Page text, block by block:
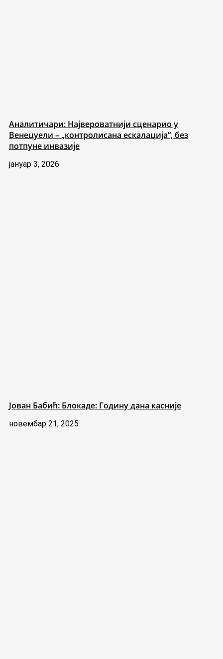
Аналитичари: Највероватнији сценарио у
Венецуели – „контролисана ескалација“, без
потпуне инвазије
јануар 3, 2026
Јован Бабић: Блокаде: Годину дана касније
новембар 21, 2025